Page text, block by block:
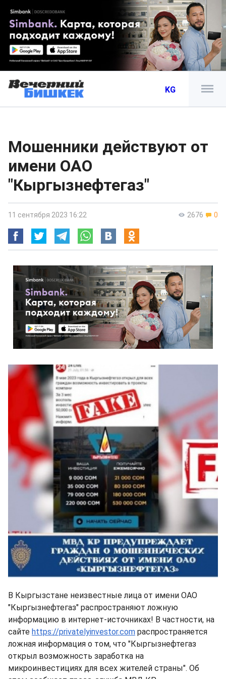
KG
Мошенники действуют от
имени ОАО
"Кыргызнефтегаз"
2676 0
11 сентября 2023 16:22
В Кыргызстане неизвестные лица от имени ОАО
"Кыргызнефтегаз" распространяют ложную
информацию в интернет-источниках! В частности, на
сайте https://privatelyinvestor.com распространяется
ложная информация о том, что "Кыргызнефтегаз
открыл возможность заработка на
микроинвестициях для всех жителей страны". Об